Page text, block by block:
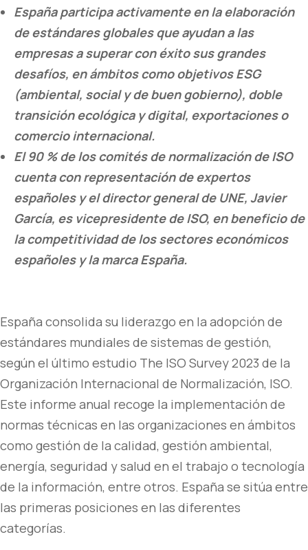
España participa activamente en la elaboración
de estándares globales que ayudan a las
empresas a superar con éxito sus grandes
desafíos, en ámbitos como objetivos ESG
(ambiental, social y de buen gobierno), doble
transición ecológica y digital, exportaciones o
comercio internacional.
El 90 % de los comités de normalización de ISO
cuenta con representación de expertos
españoles y el director general de UNE, Javier
García, es vicepresidente de ISO, en beneficio de
la competitividad de los sectores económicos
españoles y la marca España.
España consolida su liderazgo en la adopción de
estándares mundiales de sistemas de gestión,
según el último estudio The ISO Survey 2023 de la
Organización Internacional de Normalización, ISO.
Este informe anual recoge la implementación de
normas técnicas en las organizaciones en ámbitos
como gestión de la calidad, gestión ambiental,
energía, seguridad y salud en el trabajo o tecnología
de la información, entre otros. España se sitúa entre
las primeras posiciones en las diferentes
categorías.